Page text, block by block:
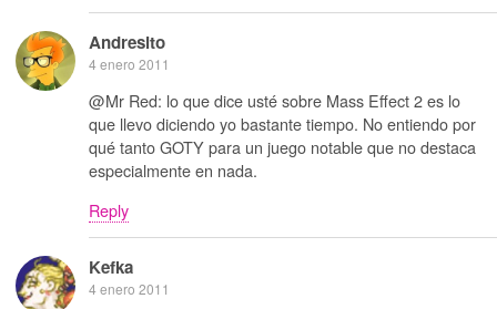
Andresito
4 enero 2011
@Mr Red: lo que dice usté sobre Mass Effect 2 es lo
que llevo diciendo yo bastante tiempo. No entiendo por
qué tanto GOTY para un juego notable que no destaca
especialmente en nada.
Reply
Kefka
4 enero 2011